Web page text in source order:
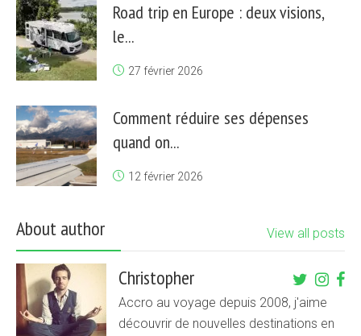
Road trip en Europe : deux visions,
le...
27 février 2026
Comment réduire ses dépenses
quand on...
12 février 2026
About author View all posts
Christopher
Accro au voyage depuis 2008, j'aime
découvrir de nouvelles destinations en